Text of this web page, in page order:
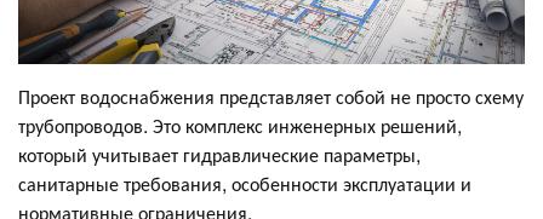
Проект водоснабжения представляет собой не просто схему
трубопроводов. Это комплекс инженерных решений,
который учитывает гидравлические параметры,
санитарные требования, особенности эксплуатации и
нормативные ограничения.